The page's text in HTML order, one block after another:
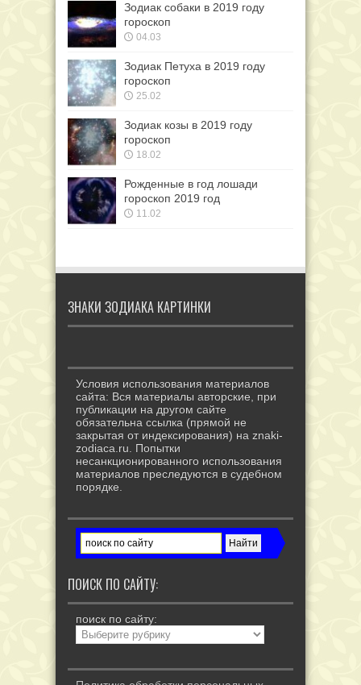
Зодиак собаки в 2019 году
гороскоп
04.03
Зодиак Петуха в 2019 году
гороскоп
25.02
Зодиак козы в 2019 году
гороскоп
18.02
Рожденные в год лошади
гороскоп 2019 год
11.02
ЗНАКИ ЗОДИАКА КАРТИНКИ
Условия использования материалов
сайта: Вся материалы авторские, при
публикации на другом сайте
обязательна ссылка (прямой не
закрытая от индексирования) на znaki-
zodiaca.ru. Попытки
несанкционированного использования
материалов преследуются в судебном
порядке.
ПОИСК ПО САЙТУ:
поиск по сайту: